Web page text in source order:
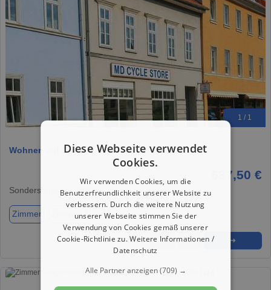
1 / 1
Wohnen auf Zeit in Sondershausen 687,50 €
687,50 €
Sondershausen, 99706
Zimmer Zimmer 1
★ ➦ ➜
Diese Webseite verwendet
Cookies.
Wir verwenden Cookies, um die
Benutzerfreundlichkeit unserer Website zu
verbessern. Durch die weitere Nutzung
unserer Webseite stimmen Sie der
Verwendung von Cookies gemäß unserer
Cookie-Richtlinie zu.Weitere Informationen /
Datenschutz
Alle Partner anzeigen(709) →